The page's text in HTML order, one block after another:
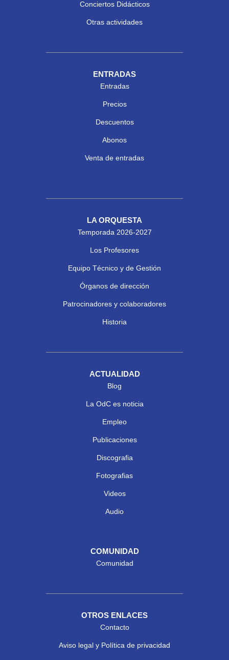
Conciertos Didácticos
Otras actividades
ENTRADAS
Entradas
Precios
Descuentos
Abonos
Venta de entradas
LA ORQUESTA
Temporada 2026-2027
Los Profesores
Equipo Técnico y de Gestión
Órganos de dirección
Patrocinadores y colaboradores
Historia
ACTUALIDAD
Blog
La OdC es noticia
Empleo
Publicaciones
Discografia
Fotografias
Videos
Audio
COMUNIDAD
Comunidad
OTROS ENLACES
Contacto
Aviso legal y Política de privacidad